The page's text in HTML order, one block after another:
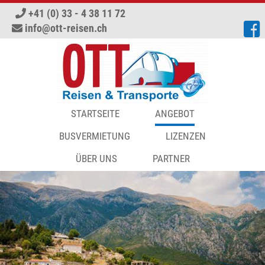
+41 (0) 33 - 4 38 11 72
info
ott-reisen.ch
STARTSEITE ANGEBOT
ADVENT UND
BADEFERIEN
MESSEN
RUNDREISEN
SPORTREISEN
TAGESFAHRTEN
AKTUELLER KATALOG
BUSVERMIETUNG
LIZENZEN
ÜBER UNS
AKTUELLE JOBANGEBOTE
PARTNER